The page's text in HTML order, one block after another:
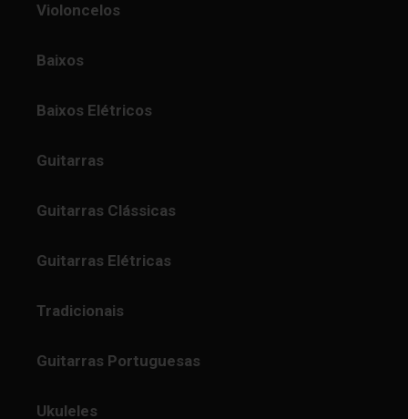
Violoncelos
Baixos
Baixos Elétricos
Guitarras
Guitarras Clássicas
Guitarras Elétricas
Tradicionais
Guitarras Portuguesas
Ukuleles